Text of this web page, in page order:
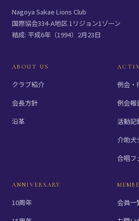
Nagoya Sakae Lions Club
国際協会334-A地区 1リジョン1ゾーン
結成: 平成6年（1994）2月23日
ABOUT US
クラブ紹介
会長方針
沿革
例会・
例会報
活動記
介助犬
合唱フ
ANNIVERSARY
10周年
会員一